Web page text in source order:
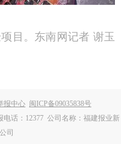
目。东南网记者 谢玉
报中心 闽ICP备09035838号
电话：12377 公司名称：福建报业新
司